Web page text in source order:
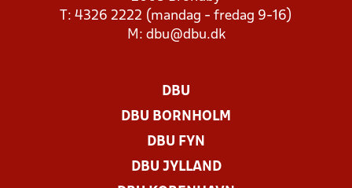
T: 4326 2222 (mandag - fredag 9-16)
M: dbu@dbu.dk
DBU
DBU BORNHOLM
DBU FYN
DBU JYLLAND